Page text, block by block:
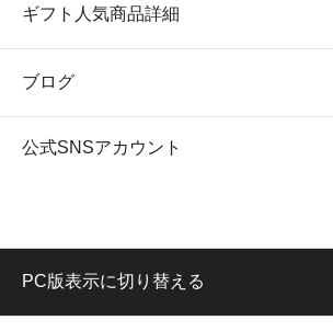
ギフト人気商品詳細
ブログ
公式SNSアカウント
PC版表示に切り替える